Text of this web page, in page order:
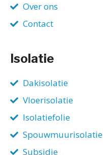
Over ons
Contact
Isolatie
Dakisolatie
Vloerisolatie
Isolatiefolie
Spouwmuurisolatie
Subsidie